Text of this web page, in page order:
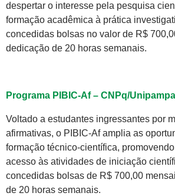
despertar o interesse pela pesquisa
formação acadêmica à prática
concedidas bolsas no valor de R$
dedicação de 20 horas semanais.
Programa PIBIC-Af – CNPq/Unipampa
Voltado a estudantes ingressantes por
afirmativas, o PIBIC-Af amplia as
formação técnico-científica,
acesso às atividades de iniciação
concedidas bolsas de R$ 700,00
de 20 horas semanais.